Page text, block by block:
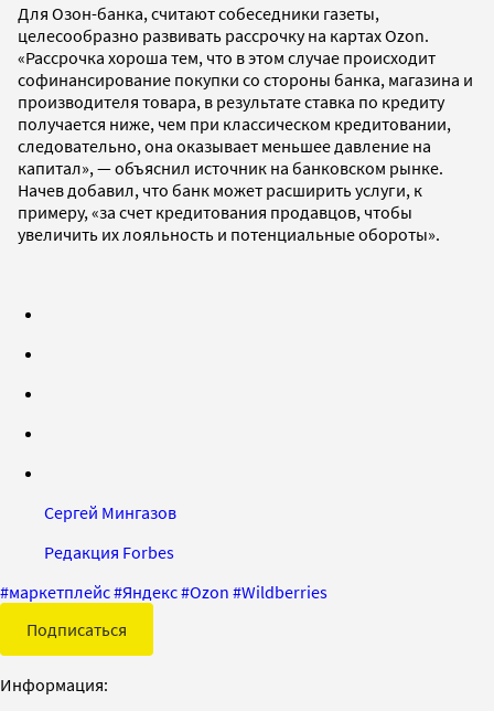
Для Озон-банка, считают собеседники газеты,
целесообразно развивать рассрочку на картах Ozon.
«Рассрочка хороша тем, что в этом случае происходит
софинансирование покупки со стороны банка, магазина и
производителя товара, в результате ставка по кредиту
получается ниже, чем при классическом кредитовании,
следовательно, она оказывает меньшее давление на
капитал», — объяснил источник на банковском рынке.
Начев добавил, что банк может расширить услуги, к
примеру, «за счет кредитования продавцов, чтобы
увеличить их лояльность и потенциальные обороты».
Сергей Мингазов
Редакция Forbes
#маркетплейс#Яндекс#Ozon #Wildberries
Подписаться
Информация: